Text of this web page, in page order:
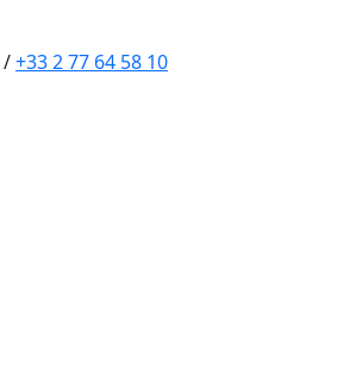
/+33 2 77 64 58 10